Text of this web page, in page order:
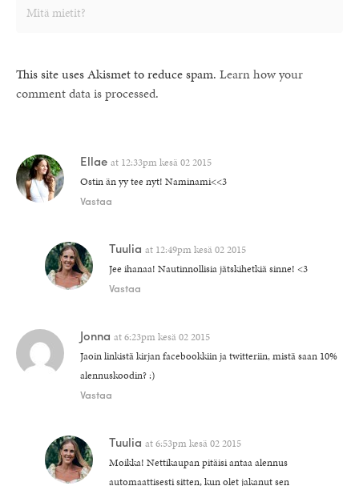
This site uses Akismet to reduce spam. Learn how your
comment data is processed.
Ellae at 12:33pm kesä 02 2015
Ostin än yy tee nyt! Naminami<<3
Vastaa
Tuulia at 12:49pm kesä 02 2015
Jee ihanaa! Nautinnollisia jätskihetkiä sinne! <3
Vastaa
Jonna at6:23pm kesä 02 2015
Jaoin linkistä kirjan facebookkiin ja twitteriin, mistä saan 10%
alennuskoodin? :)
Vastaa
Tuulia at6:53pm kesä 02 2015
Moikka! Nettikaupan pitäisi antaa alennus
automaattisesti sitten, kun olet jakanut sen